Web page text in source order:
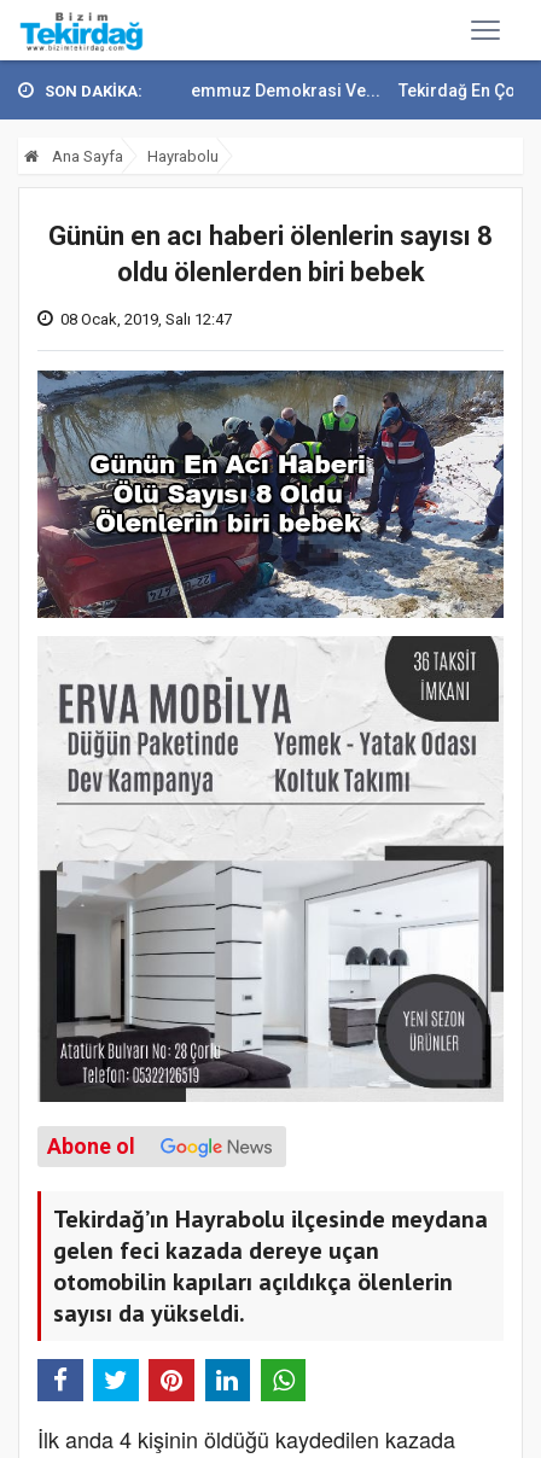
SON DAKİKA:
Soytürk'ten 15 Temmuz Demokrasi Ve... Tekirdağ En Çok Göç
Ana Sayfa Hayrabolu
Günün en acı haberi ölenlerin sayısı 8
oldu ölenlerden biri bebek
08 Ocak, 2019, Salı 12:47
Abone ol
Tekirdağ’ın Hayrabolu ilçesinde meydana
gelen feci kazada dereye uçan
otomobilin kapıları açıldıkça ölenlerin
sayısı da yükseldi.
İlk anda 4 kişinin öldüğü kaydedilen kazada